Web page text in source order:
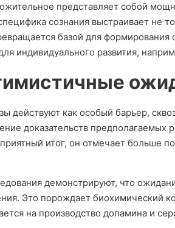
представляет собой
сознания выстраивает не
базой для
индивидуального развития,
действуют как особый барьер,
доказательств предполагаемых
итог, он отмечает больше
демонстрируют, что
Это порождает биохимический
на производство допамина и